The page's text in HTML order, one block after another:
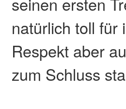
natürlich toll für
Respekt aber
zum Schluss